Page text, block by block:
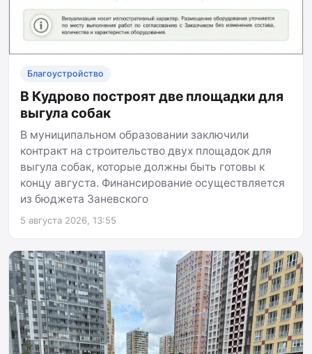
Благоустройство
В Кудрово построят две площадки для
выгула собак
В муниципальном образовании заключили
контракт на строительство двух площадок для
выгула собак, которые должны быть готовы к
концу августа. Финансирование осуществляется
из бюджета Заневского
5 августа 2026, 13:55